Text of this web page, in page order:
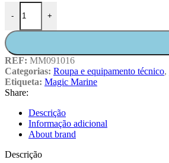
-
Quantidade de Brand backpack
+
REF: MM091016
Categorias: Roupa e equipamento técnico,
Etiqueta: Magic Marine
Share:
Descrição
Informação adicional
About brand
Descrição